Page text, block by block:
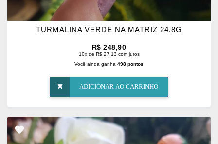
TURMALINA VERDE NA MATRIZ 24,8G
R$ 248,90
10x de R$ 27,13 com juros
Você ainda ganha 498 pontos
ADICIONAR AO CARRINHO
ADICIONAR